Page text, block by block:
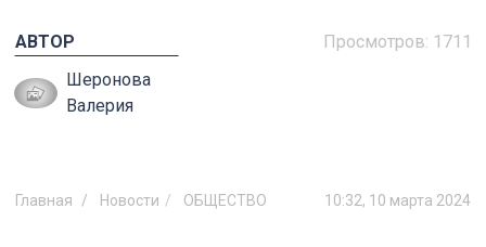
Просмотров: 1711
АВТОР
Шеронова
Валерия
Главная Новости ОБЩЕСТВО 10:32, 10 марта 2024